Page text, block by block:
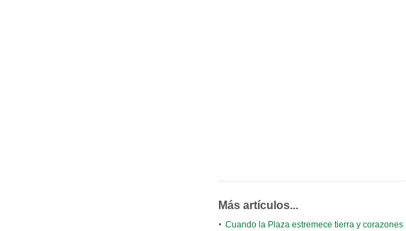
Más artículos...
Cuando la Plaza estremece tierra y corazones